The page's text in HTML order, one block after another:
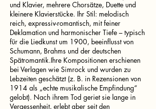
und Klavier, mehrere Chorsätze, Duette und
kleinere Klavierstücke. Ihr Stil: melodisch
reich, expressiv-romantisch, mit feiner
Deklamation und harmonischer Tiefe – typisch
für die Liedkunst um 1900, beeinflusst von
Schumann, Brahms und der deutschen
Spätromantik.Ihre Kompositionen erschienen
bei Verlagen wie Simrock und wurden zu
Lebzeiten geschätzt (z. B. in Rezensionen von
1914 als „echte musikalische Empfindung“
gelobt). Nach ihrem Tod geriet sie lange in
Vergessenheit, erlebt aber seit den